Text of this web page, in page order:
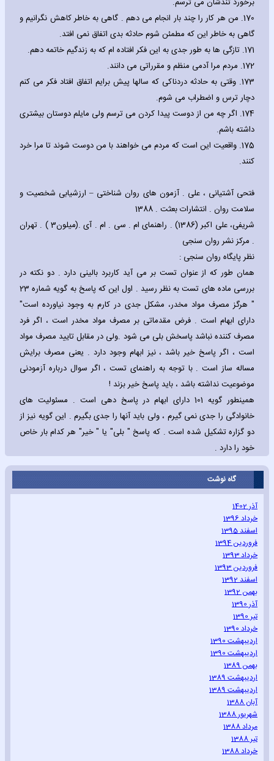
170. من هر کار را چند بار انجام می دهم . گاهی به خاطر کاهش نگرانیم و
گاهی به خاطر این که مطمئن شوم حادثه بدی اتفاق نمی افتد.
171. تازگی ها به طور جدی به این فکر افتاده ام که به زندگیم خاتمه دهم.
172. مردم مرا آدمی منظم و مقرراتی می دانند.
173. وقتی به حادثه دردناکی که سالها پیش برایم اتفاق افتاد فکر می کنم
دچار ترس و اضطراب می شوم.
174. اگر چه من از دوست پیدا کردن می ترسم ولی مایلم دوستان بیشتری
داشته باشم.
175. واقعیت این است که مردم می خواهند با من دوست شوند تا مرا خرد
کنند.
فتحی آشتیانی ، علی . آزمون های روان شناختی – ارزشیابی شخصیت و
سلامت روان . انتشارات بعثت . 1388
شریفی، علی اکبر (1386) . راهنمای ام . سی . ام . آی .(میلون3 ) . تهران
. مرکز نشر روان سنجی
نظر پایگاه روان سنجی :
همان طور که از عنوان تست بر می آید کاربرد بالینی دارد . دو نکته در
بررسی ماده های تست به نظر رسید . اول این که پاسخ به گویه شماره 23
" هرگز مصرف مواد مخدر، مشکل جدی در کارم به وجود نیاورده است"
دارای ابهام است . فرض مقدماتی بر مصرف مواد مخدر است ، اگر فرد
مصرف کننده نباشد پاسخش بلی می شود .ولی در مقابل تایید مصرف مواد
است ، اگر پاسخ خیر باشد ، نیز ابهام وجود دارد . یعنی مصرف برایش
مساله ساز است . با توجه به راهنمای تست ، اگر سوال درباره آزمودنی
موضوعیت نداشته باشد ، باید پاسخ خیر بزند !
همینطور گویه 101 دارای ابهام در پاسخ دهی است . مسئولیت های
خانوادگی را جدی نمی گیرم ، ولی باید آنها را جدی بگیرم . این گویه نیز از
دو گزاره تشکیل شده است . که پاسخ " بلی" یا " خیر" هر کدام بار خاص
خود را دارد .
گاه نوشت
آذر 1402
خرداد 1396
اسفند 1395
فروردین 1394
خرداد 1393
فروردین 1393
اسفند 1392
بهمن 1392
آذر 1390
تیر 1390
خرداد 1390
اردیبهشت 1390
اردیبهشت 1390
بهمن 1389
اردیبهشت 1389
اردیبهشت 1389
آبان 1388
شهریور 1388
مرداد 1388
تیر 1388
خرداد 1388